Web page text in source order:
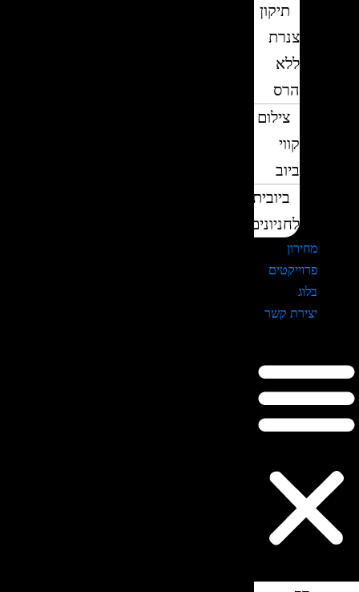
תיקון
צנרת
ללא
הרס
צילום
קווי
ביוב
ביובית
לחניונים
מחירון
פרוייקטים
בלוג
יצירת קשר